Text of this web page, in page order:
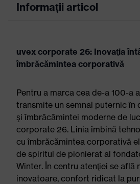
Informații articol
uvex corporate 26: Inovaţia
îmbrăcămintea corporativă
Pentru a marca cea de-a 100-a
transmite un semnal puternic în
şi îmbrăcămintei moderne de
corporate 26. Linia îmbină
cu îmbrăcămintea corporativă
de spiritul de pionierat al
Winter. În centru atenţiei se află
inovatoare, confort ridicat la